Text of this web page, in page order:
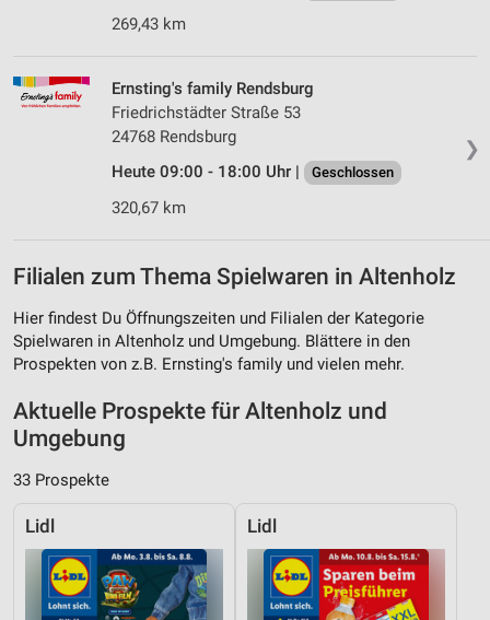
269,43 km
❯
Ernsting's family Rendsburg
Friedrichstädter Straße 53
24768 Rendsburg
Heute 09:00 - 18:00 Uhr |
Geschlossen
320,67 km
Filialen zum Thema Spielwaren in Altenholz
Hier findest Du Öffnungszeiten und Filialen der Kategorie
Spielwaren in Altenholz und Umgebung. Blättere in den
Prospekten von z.B. Ernsting's family und vielen mehr.
Aktuelle Prospekte für Altenholz und
Umgebung
33 Prospekte
Lidl Lidl